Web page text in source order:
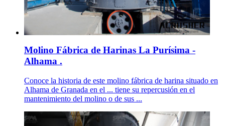
Molino Fábrica de Harinas La Purísima -
Alhama .
Conoce la historia de este molino fábrica de harina situado en
Alhama de Granada en el ... tiene su repercusión en el
mantenimiento del molino o de sus ...